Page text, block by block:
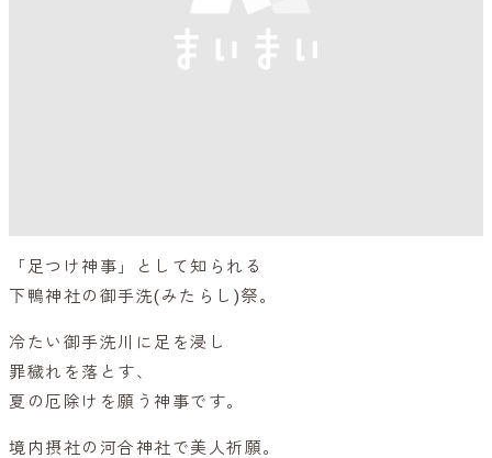
「足つけ神事」として知られる
下鴨神社の御手洗(みたらし)祭。
冷たい御手洗川に足を浸し
罪穢れを落とす、
夏の厄除けを願う神事です。
境内摂社の河合神社で美人祈願。